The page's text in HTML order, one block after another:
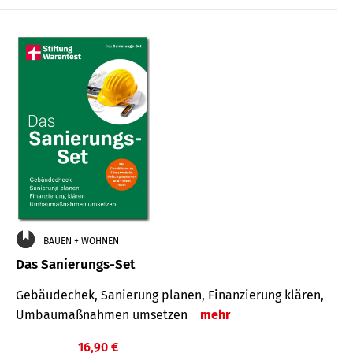
BAUEN + WOHNEN
Das Sanierungs-Set
Gebäudechek, Sanierung planen, Finanzierung klären,
Umbaumaßnahmen umsetzen
mehr
16,90 €